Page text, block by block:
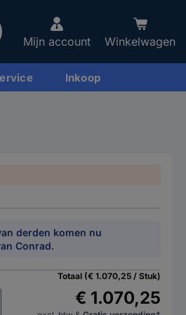
Mijn account Winkelwagen
Inkoop
derden komen nu
Conrad.
Totaal (€ 1.070,25 / Stuk)
€ 1.070,25